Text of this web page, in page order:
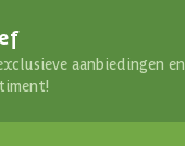
aanbiedingen en